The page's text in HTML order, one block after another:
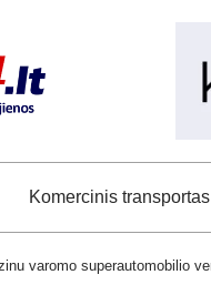
Komercinis transportas
varomo superautomobilio